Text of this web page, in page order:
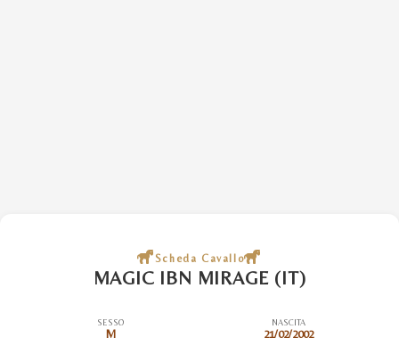
Scheda Cavallo
MAGIC IBN MIRAGE (IT)
SESSO
M
NASCITA
21/02/2002